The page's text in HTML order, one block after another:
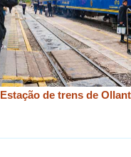
Estação de trens de